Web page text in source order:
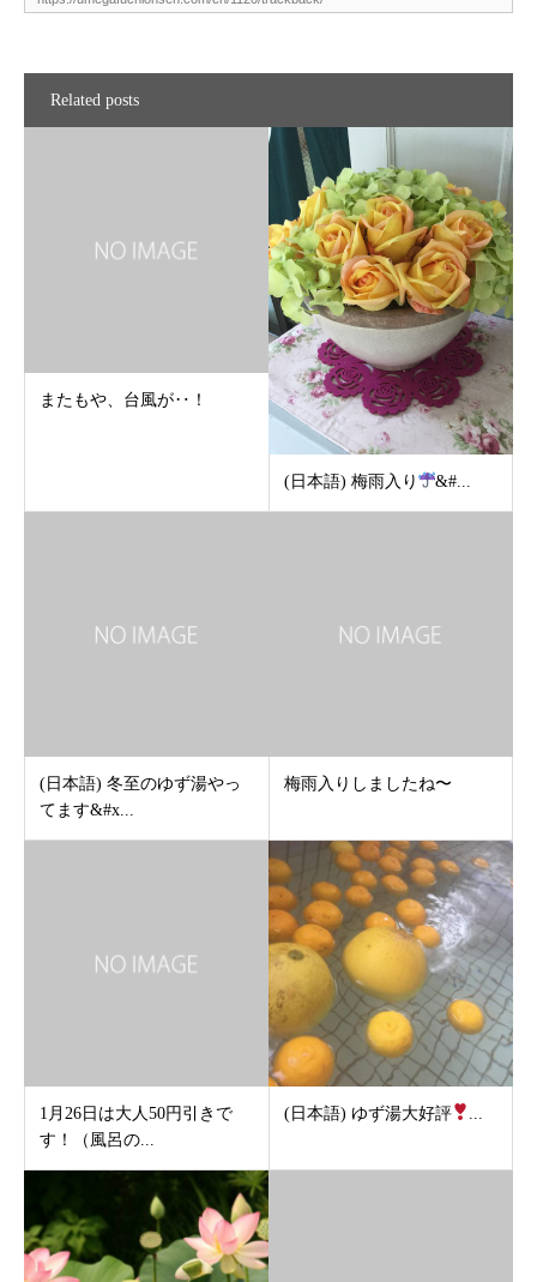
Related posts
またもや、台風が‥！
(日本語) 梅雨入り &#...
(日本語) 冬至のゆず湯やっ
てます&#x...
梅雨入りしましたね〜
1月26日は大人50円引きで
す！（風呂の...
(日本語) ゆず湯大好評